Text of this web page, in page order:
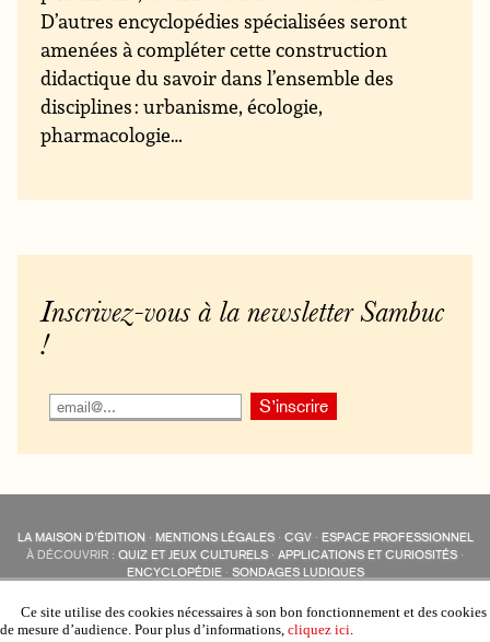
D’autres encyclopédies spécialisées seront
amenées à compléter cette construction
didactique du savoir dans l’ensemble des
disciplines : urbanisme, écologie,
pharmacologie…
Inscrivez-vous à la newsletter Sambuc
!
LA MAISON D’ÉDITION · MENTIONS LÉGALES· CGV· ESPACE PROFESSIONNEL
À DÉCOUVRIR : QUIZ ET JEUX CULTURELS · APPLICATIONS ET CURIOSITÉS ·
ENCYCLOPÉDIE· SONDAGES LUDIQUES
COLLECTIONS :SAMBUC·ÉDISOLUM·REVUE LITTÉRAIREL’EAU-FORTE
AUTRES SITES :COLL. « LES ÉDISOLUM »
Ce site utilise des cookies nécessaires à son bon fonctionnement et des cookies
de mesure d’audience. Pour plus d’informations, cliquez ici.